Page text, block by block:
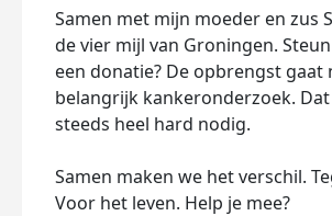
Samen met mijn moeder en zus
de vier mijl van Groningen.
een donatie? De opbrengst gaat
belangrijk kankeronderzoek.
steeds heel hard nodig.
Samen maken we het verschil.
Voor het leven. Help je mee?